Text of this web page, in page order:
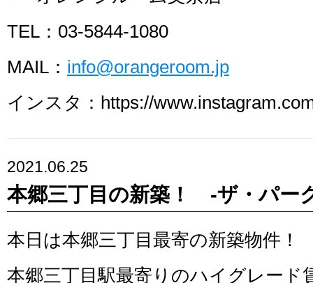
TEL：03-5844-1080
MAIL： info@orangeroom.jp
インスタ：https://
2021.06.25
本郷三丁目の新築！ -ザ・パー
本日は本郷三丁目最寄の新築物件！
本郷三丁目駅最寄りのハイグレード